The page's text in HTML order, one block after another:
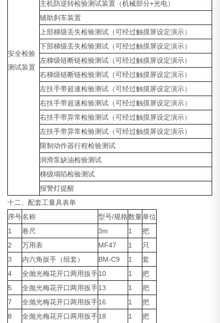
安全检验
测试装置
主机防逆转检验测试装置（机械部分+光电）
辅助刹车装置
上部梯级丢失检验测试（可经过触摸屏设定演示）
下部梯级丢失检验测试（可经过触摸屏设定演示）
左梯级链断链检验测试（可经过触摸屏设定演示）
右梯级链断链检验测试（可经过触摸屏设定演示）
左扶手带超速检验测试（可经过触摸屏设定演示）
右扶手带超速检验测试（可经过触摸屏设定演示）
右扶手带异常检验测试（可经过触摸屏设定演示）
左扶手带异常检验测试（可经过触摸屏设定演示）
限制动作器行程检验测试
润滑泵缺油检验测试
梯级塌陷检验测试
报警灯提醒
十二、配套工量具表单
序号名称 型号/规格数量单位
1
卷尺 3m 1
把
2
万用表 MF47 1
只
3
内六角扳手（组套） BM-C9 1
套
4
全抛光梅花开口两用扳手10 1
把
5
全抛光梅花开口两用扳手13 1
把
7
全抛光梅花开口两用扳手16 1
把
8
全抛光梅花开口两用扳手18 1
把